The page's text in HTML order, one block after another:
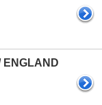
ENGLAND